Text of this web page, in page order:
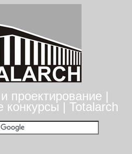
проектирование |
конкурсы | Totalarch